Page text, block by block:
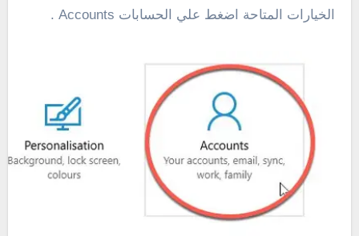
الخيارات المتاحة اضغط علي الحسابات Accounts .